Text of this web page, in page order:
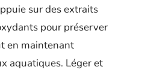
sur des extraits
pour préserver
en maintenant
aquatiques. Léger et